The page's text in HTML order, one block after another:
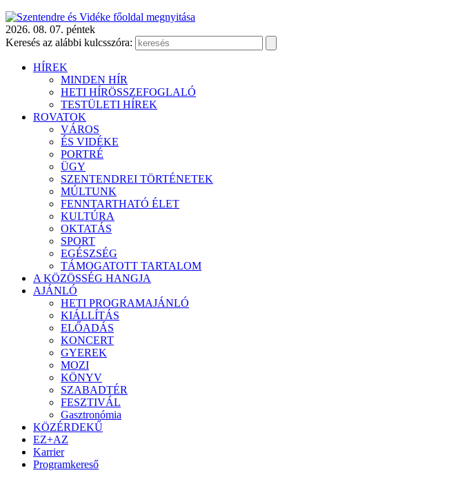
2026. 08. 07. péntek
Keresés az alábbi kulcsszóra:
HÍREK
MINDEN HÍR
HETI HÍRÖSSZEFOGLALÓ
TESTÜLETI HÍREK
ROVATOK
VÁROS
ÉS VIDÉKE
PORTRÉ
ÜGY
SZENTENDREI TÖRTÉNETEK
MÚLTUNK
FENNTARTHATÓ ÉLET
KULTÚRA
OKTATÁS
SPORT
EGÉSZSÉG
TÁMOGATOTT TARTALOM
A KÖZÖSSÉG HANGJA
AJÁNLÓ
HETI PROGRAMAJÁNLÓ
KIÁLLÍTÁS
ELŐADÁS
KONCERT
GYEREK
MOZI
KÖNYV
SZABADTÉR
FESZTIVÁL
Gasztronómia
KÖZÉRDEKŰ
EZ+AZ
Karrier
Programkereső